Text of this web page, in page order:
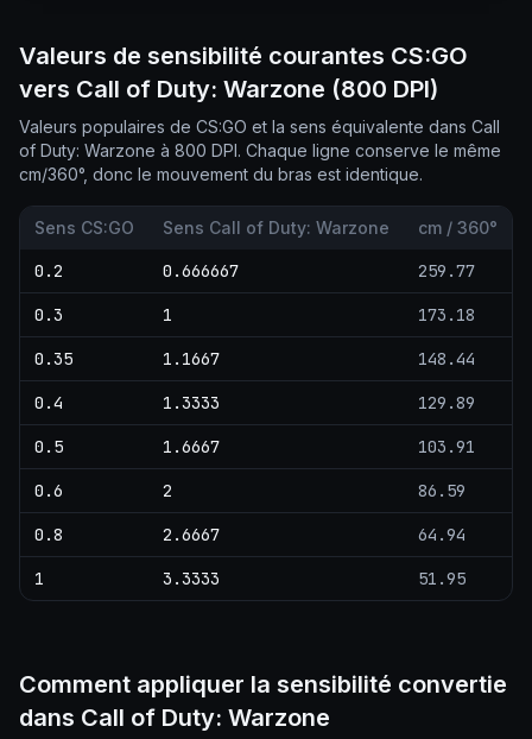
Valeurs de sensibilité courantes CS:GO
vers Call of Duty: Warzone (800 DPI)
Valeurs populaires de CS:GO et la sens équivalente dans Call
of Duty: Warzone à 800 DPI. Chaque ligne conserve le même
cm/360°, donc le mouvement du bras est identique.
Sens CS:GO Sens Call of Duty: Warzone cm / 360°
0.2 0.666667 259.77
0.3 1 173.18
0.35 1.1667 148.44
0.4 1.3333 129.89
0.5 1.6667 103.91
0.6 2 86.59
0.8 2.6667 64.94
1 3.3333 51.95
Comment appliquer la sensibilité convertie
dans Call of Duty: Warzone